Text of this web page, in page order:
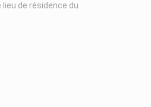
de résidence du